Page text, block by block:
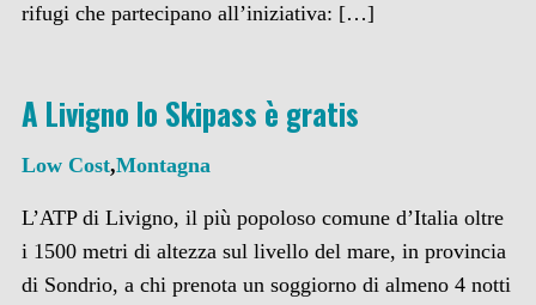
rifugi che partecipano all’iniziativa: […]
A Livigno lo Skipass è gratis
Low Cost,Montagna
L’ATP di Livigno, il più popoloso comune d’Italia oltre
i 1500 metri di altezza sul livello del mare, in provincia
di Sondrio, a chi prenota un soggiorno di almeno 4 notti